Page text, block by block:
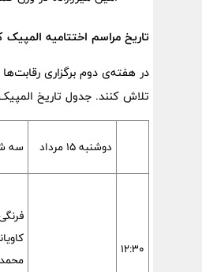
تاریخ مراسم اختتامیه
در هفته‌ی دوم برگزاری
تلاش کنند. جدول تاریخ المپیک کشتی ۲۰۲۴ پاریس این رقابت‌ها در دسته ها و اوزان
دوشنبه ۱۵ مرداد سه شنبه
۱۲:۳۰